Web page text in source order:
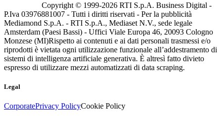
Copyright © 1999-2026 RTI S.p.A. Business Digital -
P.Iva 03976881007 - Tutti i diritti riservati - Per la pubblicità
Mediamond S.p.A. - RTI S.p.A., Mediaset N.V., sede legale
Amsterdam (Paesi Bassi) - Uffici Viale Europa 46, 20093 Cologno
Monzese (MI)Rispetto ai contenuti e ai dati personali trasmessi e/o
riprodotti è vietata ogni utilizzazione funzionale all’addestramento di
sistemi di intelligenza artificiale generativa. È altresì fatto divieto
espresso di utilizzare mezzi automatizzati di data scraping.
Legal
CorporatePrivacy PolicyCookie Policy